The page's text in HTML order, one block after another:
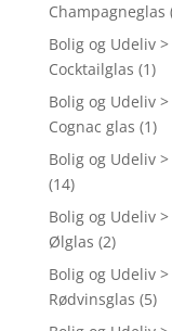
Champagneglas
Bolig og Udeliv
Cocktailglas (1)
Bolig og Udeliv
Cognac glas (1)
Bolig og Udeliv
(14)
Bolig og Udeliv
Ølglas (2)
Bolig og Udeliv
Rødvinsglas (5)